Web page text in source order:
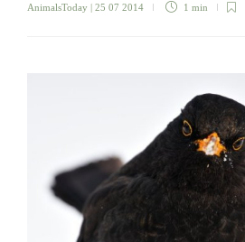
AnimalsToday | 25 07 2014 1 min